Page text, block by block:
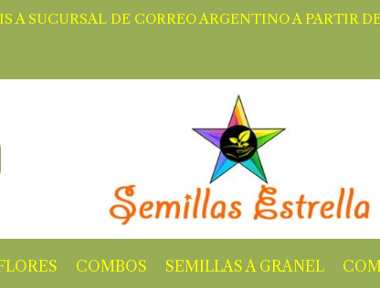
A SUCURSAL DE CORREO ARGENTINO A PARTIR
COMBOS SEMILLAS A GRANEL